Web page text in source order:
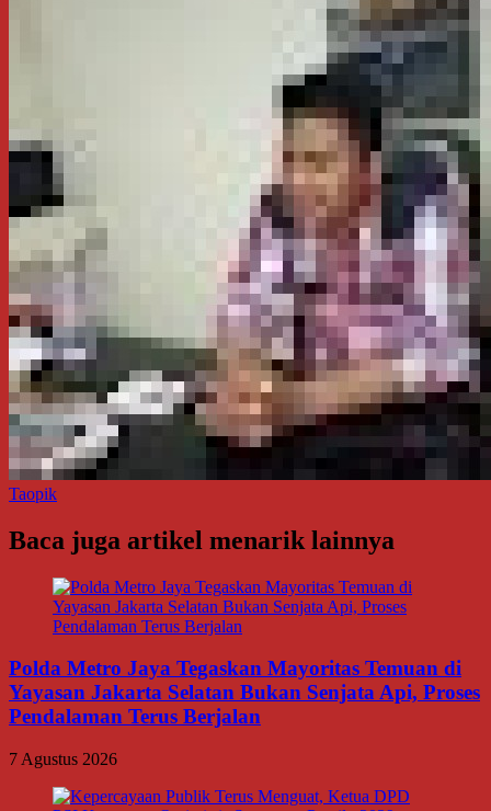
Taopik
Baca juga artikel menarik lainnya
Polda Metro Jaya Tegaskan Mayoritas Temuan di
Yayasan Jakarta Selatan Bukan Senjata Api, Proses
Pendalaman Terus Berjalan
7 Agustus 2026